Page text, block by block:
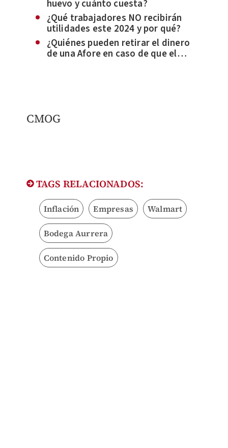
huevo y cuánto cuesta?
¿Qué trabajadores NO recibirán
utilidades este 2024 y por qué?
¿Quiénes pueden retirar el dinero
de una Afore en caso de que el
CMOG
TAGS RELACIONADOS:
Inflación Empresas Walmart
Bodega Aurrera
Contenido Propio